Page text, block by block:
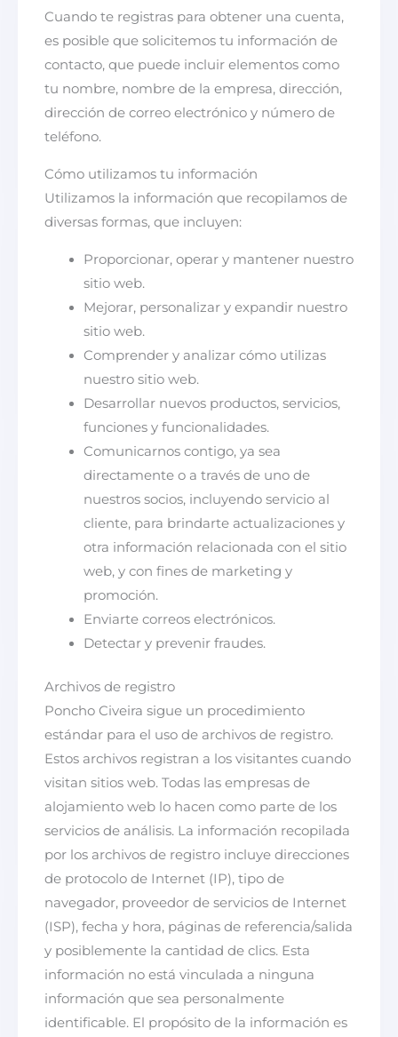
Cuando te registras para obtener una cuenta,
es posible que solicitemos tu información de
contacto, que puede incluir elementos como
tu nombre, nombre de la empresa, dirección,
dirección de correo electrónico y número de
teléfono.
Cómo utilizamos tu información
Utilizamos la información que recopilamos de
diversas formas, que incluyen:
Proporcionar, operar y mantener nuestro
sitio web.
Mejorar, personalizar y expandir nuestro
sitio web.
Comprender y analizar cómo utilizas
nuestro sitio web.
Desarrollar nuevos productos, servicios,
funciones y funcionalidades.
Comunicarnos contigo, ya sea
directamente o a través de uno de
nuestros socios, incluyendo servicio al
cliente, para brindarte actualizaciones y
otra información relacionada con el sitio
web, y con fines de marketing y
promoción.
Enviarte correos electrónicos.
Detectar y prevenir fraudes.
Archivos de registro
Poncho Civeira sigue un procedimiento
estándar para el uso de archivos de registro.
Estos archivos registran a los visitantes cuando
visitan sitios web. Todas las empresas de
alojamiento web lo hacen como parte de los
servicios de análisis. La información recopilada
por los archivos de registro incluye direcciones
de protocolo de Internet (IP), tipo de
navegador, proveedor de servicios de Internet
(ISP), fecha y hora, páginas de referencia/salida
y posiblemente la cantidad de clics. Esta
información no está vinculada a ninguna
información que sea personalmente
identificable. El propósito de la información es